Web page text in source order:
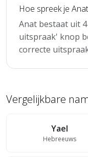
Hoe spreek je
Anat bestaat uit
uitspraak' knop
correcte
Vergelijkbare
Yael
Hebreeuws